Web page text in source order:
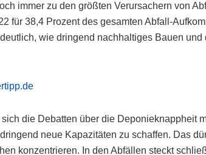
immer zu den größten Verursachern von
für 38,4 Prozent des gesamten Abfall-
wie dringend nachhaltiges Bauen
die Debatten über die Deponieknappheit
neue Kapazitäten zu schaffen. Das
konzentrieren. In den Abfällen steckt